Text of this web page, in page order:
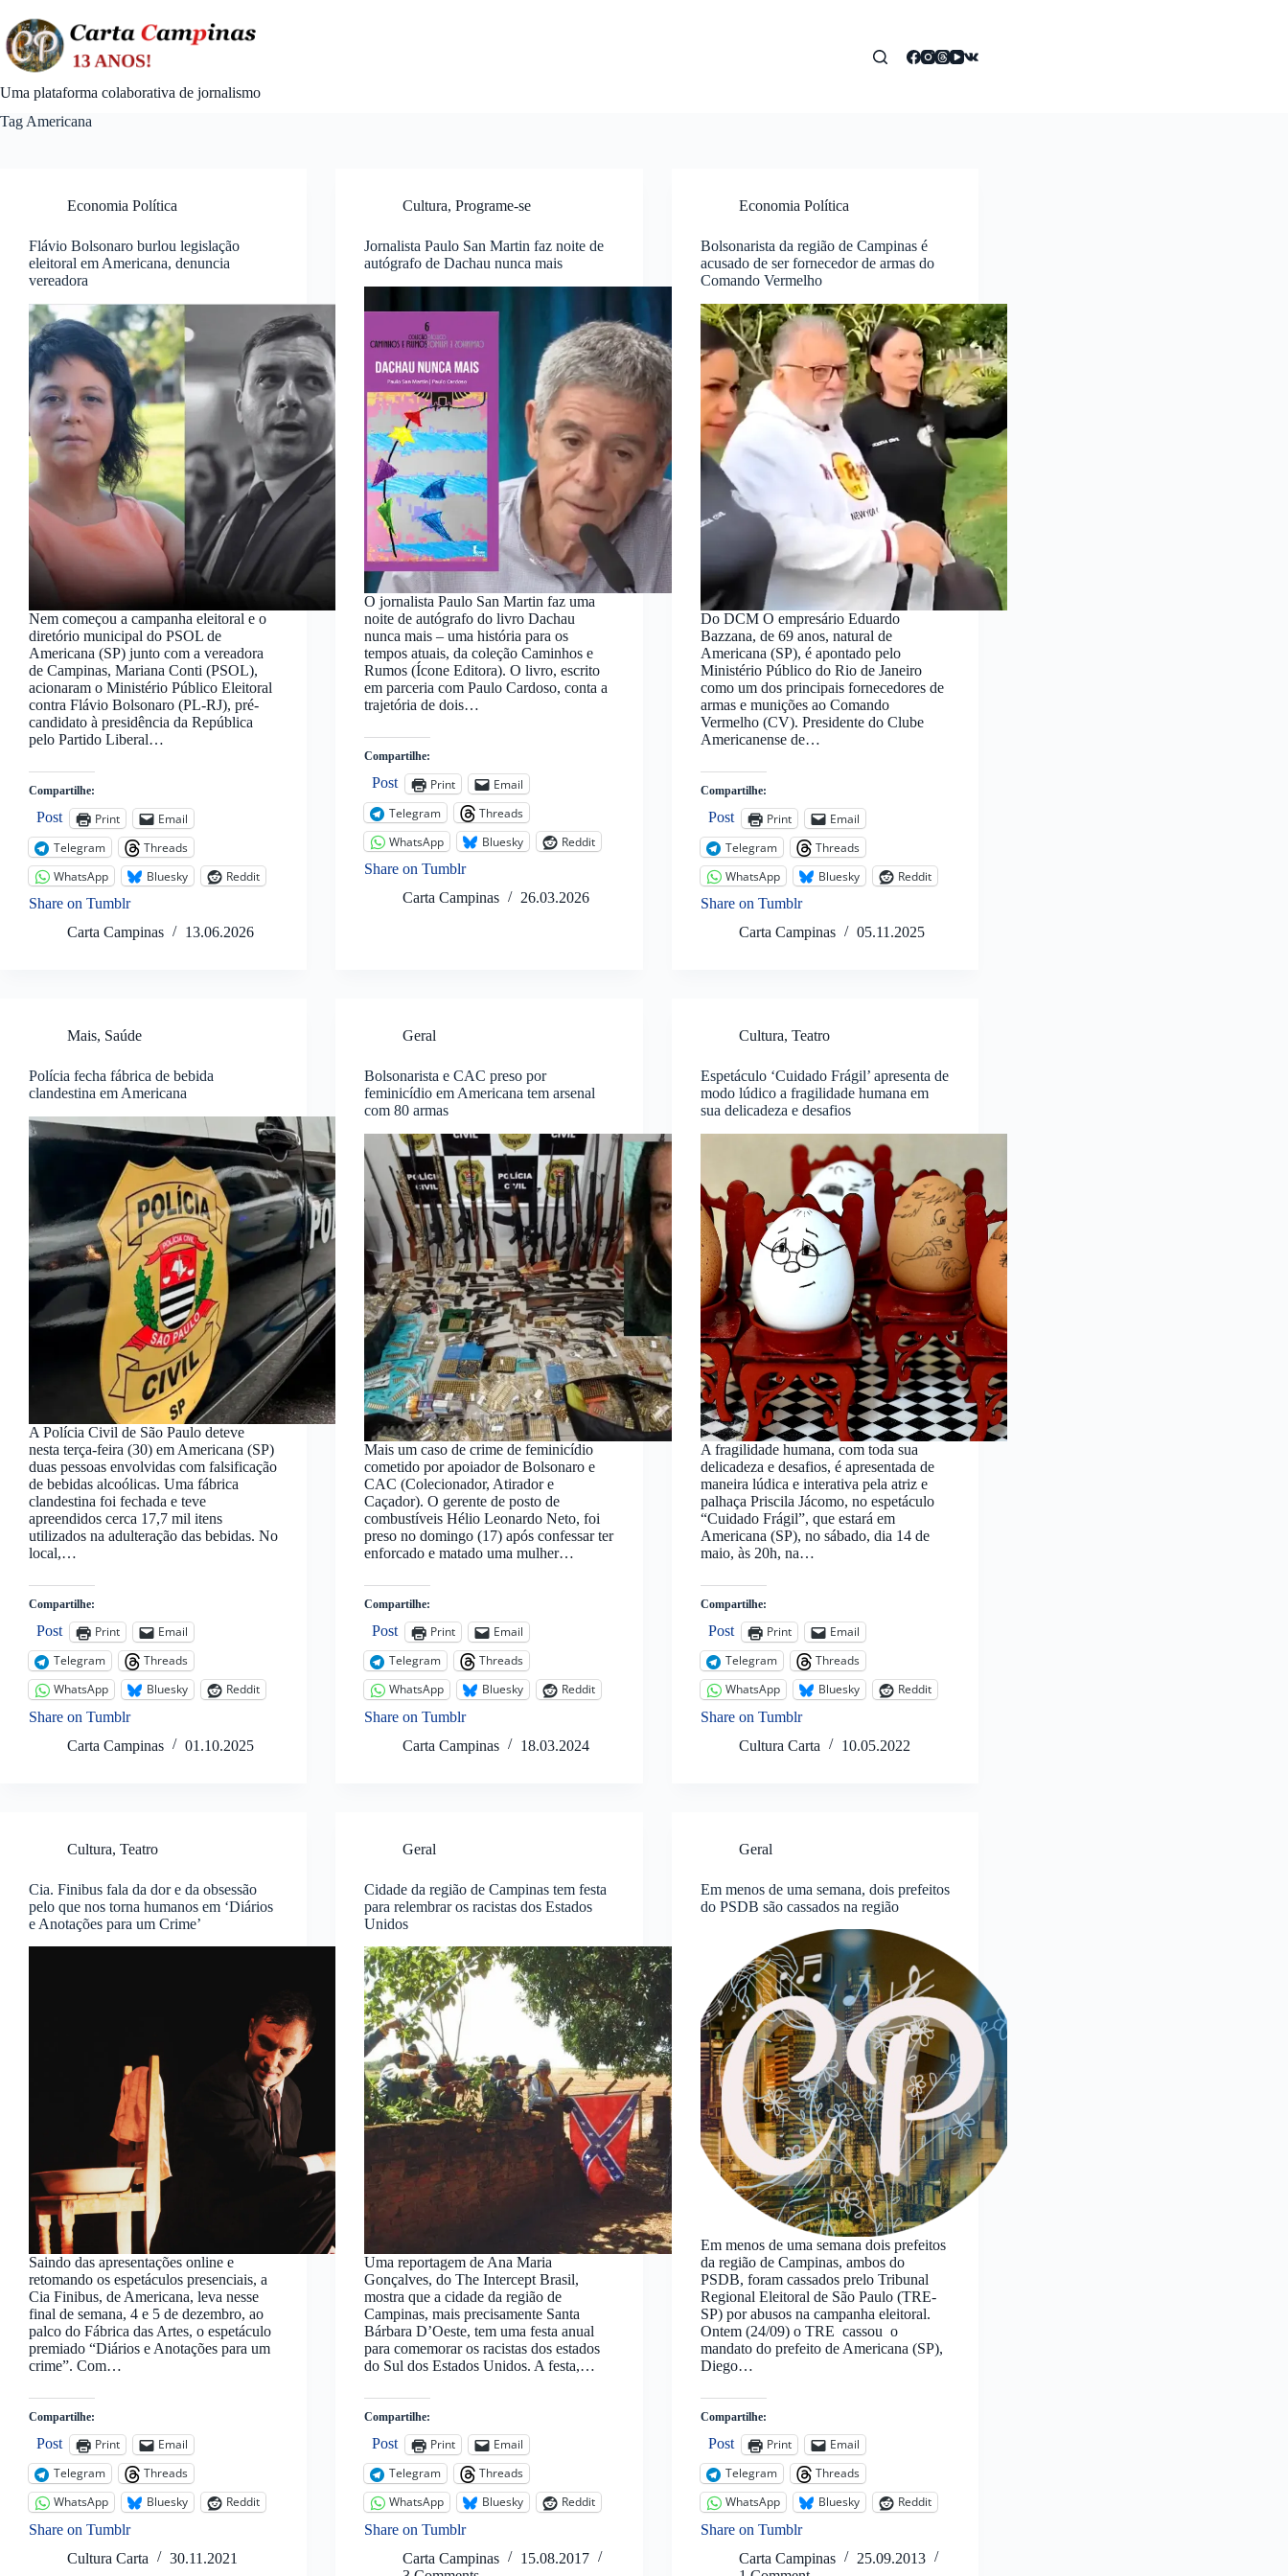
content
Uma plataforma colaborativa de jornalismo
Tag Americana
Economia Política
Flávio Bolsonaro burlou legislação
eleitoral em Americana, denuncia
vereadora
Nem começou a campanha eleitoral e o
diretório municipal do PSOL de
Americana (SP) junto com a vereadora
de Campinas, Mariana Conti (PSOL),
acionaram o Ministério Público Eleitoral
contra Flávio Bolsonaro (PL-RJ), pré-
candidato à presidência da República
pelo Partido Liberal…
Compartilhe:
Post Print
Email
Telegram
Threads
WhatsApp
Bluesky
Reddit
Share on Tumblr
Carta Campinas
13.06.2026
Cultura,Programe-se
Jornalista Paulo San Martin faz noite de
autógrafo de Dachau nunca mais
O jornalista Paulo San Martin faz uma
noite de autógrafo do livro Dachau
nunca mais – uma história para os
tempos atuais, da coleção Caminhos e
Rumos (Ícone Editora). O livro, escrito
em parceria com Paulo Cardoso, conta a
trajetória de dois…
Compartilhe:
Post Print
Email
Telegram
Threads
WhatsApp
Bluesky
Reddit
Share on Tumblr
Carta Campinas
26.03.2026
Economia Política
Bolsonarista da região de Campinas é
acusado de ser fornecedor de armas do
Comando Vermelho
Do DCM O empresário Eduardo
Bazzana, de 69 anos, natural de
Americana (SP), é apontado pelo
Ministério Público do Rio de Janeiro
como um dos principais fornecedores de
armas e munições ao Comando
Vermelho (CV). Presidente do Clube
Americanense de…
Compartilhe:
Post Print
Email
Telegram
Threads
WhatsApp
Bluesky
Reddit
Share on Tumblr
Carta Campinas
05.11.2025
Mais, Saúde
Polícia fecha fábrica de bebida
clandestina em Americana
A Polícia Civil de São Paulo deteve
nesta terça-feira (30) em Americana (SP)
duas pessoas envolvidas com falsificação
de bebidas alcoólicas. Uma fábrica
clandestina foi fechada e teve
apreendidos cerca 17,7 mil itens
utilizados na adulteração das bebidas. No
local,…
Compartilhe:
Post Print
Email
Telegram
Threads
WhatsApp
Bluesky
Reddit
Share on Tumblr
Carta Campinas
01.10.2025
Geral
Bolsonarista e CAC preso por
feminicídio em Americana tem arsenal
com 80 armas
Mais um caso de crime de feminicídio
cometido por apoiador de Bolsonaro e
CAC (Colecionador, Atirador e
Caçador). O gerente de posto de
combustíveis Hélio Leonardo Neto, foi
preso no domingo (17) após confessar ter
enforcado e matado uma mulher…
Compartilhe:
Post Print
Email
Telegram
Threads
WhatsApp
Bluesky
Reddit
Share on Tumblr
Carta Campinas
18.03.2024
Cultura, Teatro
Espetáculo ‘Cuidado Frágil’ apresenta de
modo lúdico a fragilidade humana em
sua delicadeza e desafios
A fragilidade humana, com toda sua
delicadeza e desafios, é apresentada de
maneira lúdica e interativa pela atriz e
palhaça Priscila Jácomo, no espetáculo
“Cuidado Frágil”, que estará em
Americana (SP), no sábado, dia 14 de
maio, às 20h, na…
Compartilhe:
Post Print
Email
Telegram
Threads
WhatsApp
Bluesky
Reddit
Share on Tumblr
Cultura Carta
10.05.2022
Cultura, Teatro
Cia. Finibus fala da dor e da obsessão
pelo que nos torna humanos em ‘Diários
e Anotações para um Crime’
Saindo das apresentações online e
retomando os espetáculos presenciais, a
Cia Finibus, de Americana, leva nesse
final de semana, 4 e 5 de dezembro, ao
palco do Fábrica das Artes, o espetáculo
premiado “Diários e Anotações para um
crime”. Com…
Compartilhe:
Post Print
Email
Telegram
Threads
WhatsApp
Bluesky
Reddit
Share on Tumblr
Cultura Carta
30.11.2021
Geral
Cidade da região de Campinas tem festa
para relembrar os racistas dos Estados
Unidos
Uma reportagem de Ana Maria
Gonçalves, do The Intercept Brasil,
mostra que a cidade da região de
Campinas, mais precisamente Santa
Bárbara D’Oeste, tem uma festa anual
para comemorar os racistas dos estados
do Sul dos Estados Unidos. A festa,…
Compartilhe:
Post Print
Email
Telegram
Threads
WhatsApp
Bluesky
Reddit
Share on Tumblr
Carta Campinas
15.08.2017
Geral
Em menos de uma semana, dois prefeitos
do PSDB são cassados na região
Em menos de uma semana dois prefeitos
da região de Campinas, ambos do
PSDB, foram cassados prelo Tribunal
Regional Eleitoral de São Paulo (TRE-
SP) por abusos na campanha eleitoral.
Ontem (24/09) o TRE cassou o
mandato do prefeito de Americana (SP),
Diego…
Compartilhe:
Post Print
Email
Telegram
Threads
WhatsApp
Bluesky
Reddit
Share on Tumblr
Carta Campinas
25.09.2013